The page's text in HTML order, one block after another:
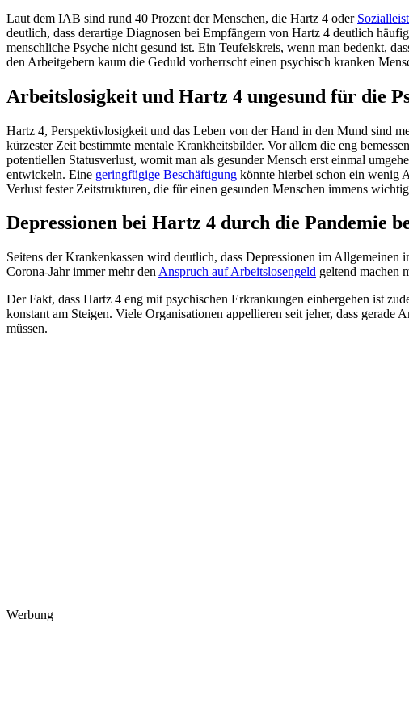
Laut dem IAB sind rund 40 Prozent der Menschen, die Hartz 4 oder
deutlich, dass derartige Diagnosen bei Empfängern von Hartz 4 deutlich
menschliche Psyche nicht gesund ist. Ein Teufelskreis, wenn man bedenkt,
den Arbeitgebern kaum die Geduld vorherrscht einen psychisch kranken
Arbeitslosigkeit und Hartz 4 ungesund für die
Hartz 4, Perspektivlosigkeit und das Leben von der Hand in den Mund sind
kürzester Zeit bestimmte mentale Krankheitsbilder. Vor allem die eng
potentiellen Statusverlust, womit man als gesunder Mensch erst einmal
entwickeln. Eine geringfügige Beschäftigung könnte hierbei schon ein wenig
Verlust fester Zeitstrukturen, die für einen gesunden Menschen immens
Depressionen bei Hartz 4 durch die Pandemie
Seitens der Krankenkassen wird deutlich, dass Depressionen im
Corona-Jahr immer mehr den Anspruch auf Arbeitslosengeld geltend machen
Der Fakt, dass Hartz 4 eng mit psychischen Erkrankungen einhergehen ist
konstant am Steigen. Viele Organisationen appellieren seit jeher, dass
müssen.
Werbung